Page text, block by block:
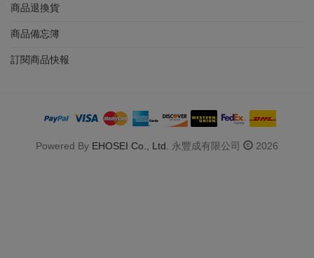
商品退換貨
商品備忘簿
訂閱商品快報
Powered By EHOSEI Co., Ltd. 永豐成有限公司 2026